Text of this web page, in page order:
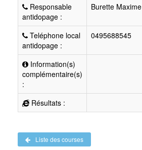
Responsable
antidopage :
Burette Maxime
Teléphone local
antidopage :
0495688545
Information(s)
complémentaire(s)
:
Résultats :
Liste des courses